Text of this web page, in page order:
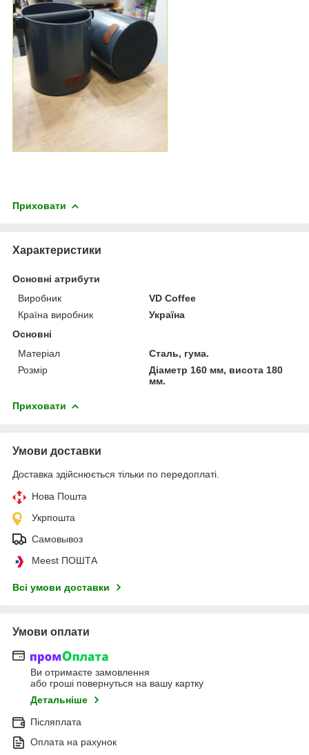
Приховати
Характеристики
Основні атрибути
Виробник
VD Coffee
Країна виробник
Україна
Основні
Матеріал
Сталь, гума.
Розмір
Діаметр 160 мм, висота 180
мм.
Приховати
Умови доставки
Доставка здійснюється тільки по передоплаті.
Нова Пошта
Укрпошта
Самовывоз
Meest ПОШТА
Всі умови доставки
Умови оплати
Ви отримаєте замовлення
або гроші повернуться на вашу картку
Детальніше
Післяплата
Оплата на рахунок